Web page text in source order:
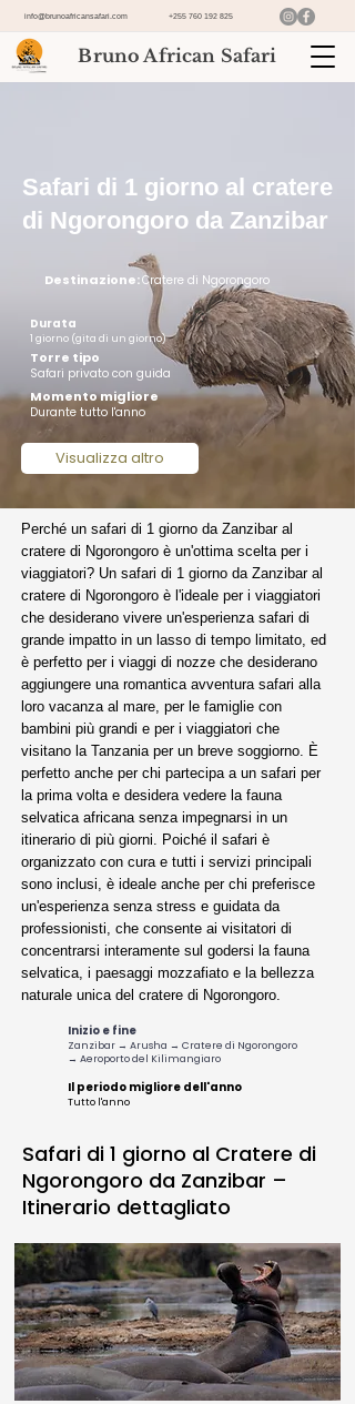
info@brunoafricansafari.com +255 760 192 825
Bruno African Safari
Safari di 1 giorno al cratere
di Ngorongoro da Zanzibar
Destinazione:Cratere di Ngorongoro
Durata
1 giorno (gita di un giorno)
Torre tipo
Safari privato con guida
Momento migliore
Durante tutto l'anno
Visualizza altro
Perché un safari di 1 giorno da Zanzibar al
cratere di Ngorongoro è un'ottima scelta per i
viaggiatori? Un safari di 1 giorno da Zanzibar al
cratere di Ngorongoro è l'ideale per i viaggiatori
che desiderano vivere un'esperienza safari di
grande impatto in un lasso di tempo limitato, ed
è perfetto per i viaggi di nozze che desiderano
aggiungere una romantica avventura safari alla
loro vacanza al mare, per le famiglie con
bambini più grandi e per i viaggiatori che
visitano la Tanzania per un breve soggiorno. È
perfetto anche per chi partecipa a un safari per
la prima volta e desidera vedere la fauna
selvatica africana senza impegnarsi in un
itinerario di più giorni. Poiché il safari è
organizzato con cura e tutti i servizi principali
sono inclusi, è ideale anche per chi preferisce
un'esperienza senza stress e guidata da
professionisti, che consente ai visitatori di
concentrarsi interamente sul godersi la fauna
selvatica, i paesaggi mozzafiato e la bellezza
naturale unica del cratere di Ngorongoro.
Inizio e fine
Zanzibar → Arusha → Cratere di Ngorongoro
→ Aeroporto del Kilimangiaro
Il periodo migliore dell'anno
Tutto l'anno
Safari di 1 giorno al Cratere di
Ngorongoro da Zanzibar –
Itinerario dettagliato